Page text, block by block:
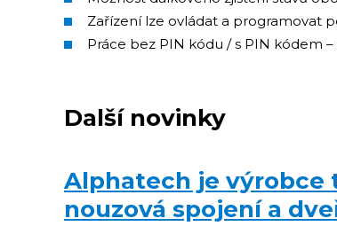
Zařízení lze ovládat a programovat
Práce bez PIN kódu / s PIN kódem
Další novinky
Alphatech je výrobce
nouzová spojení a